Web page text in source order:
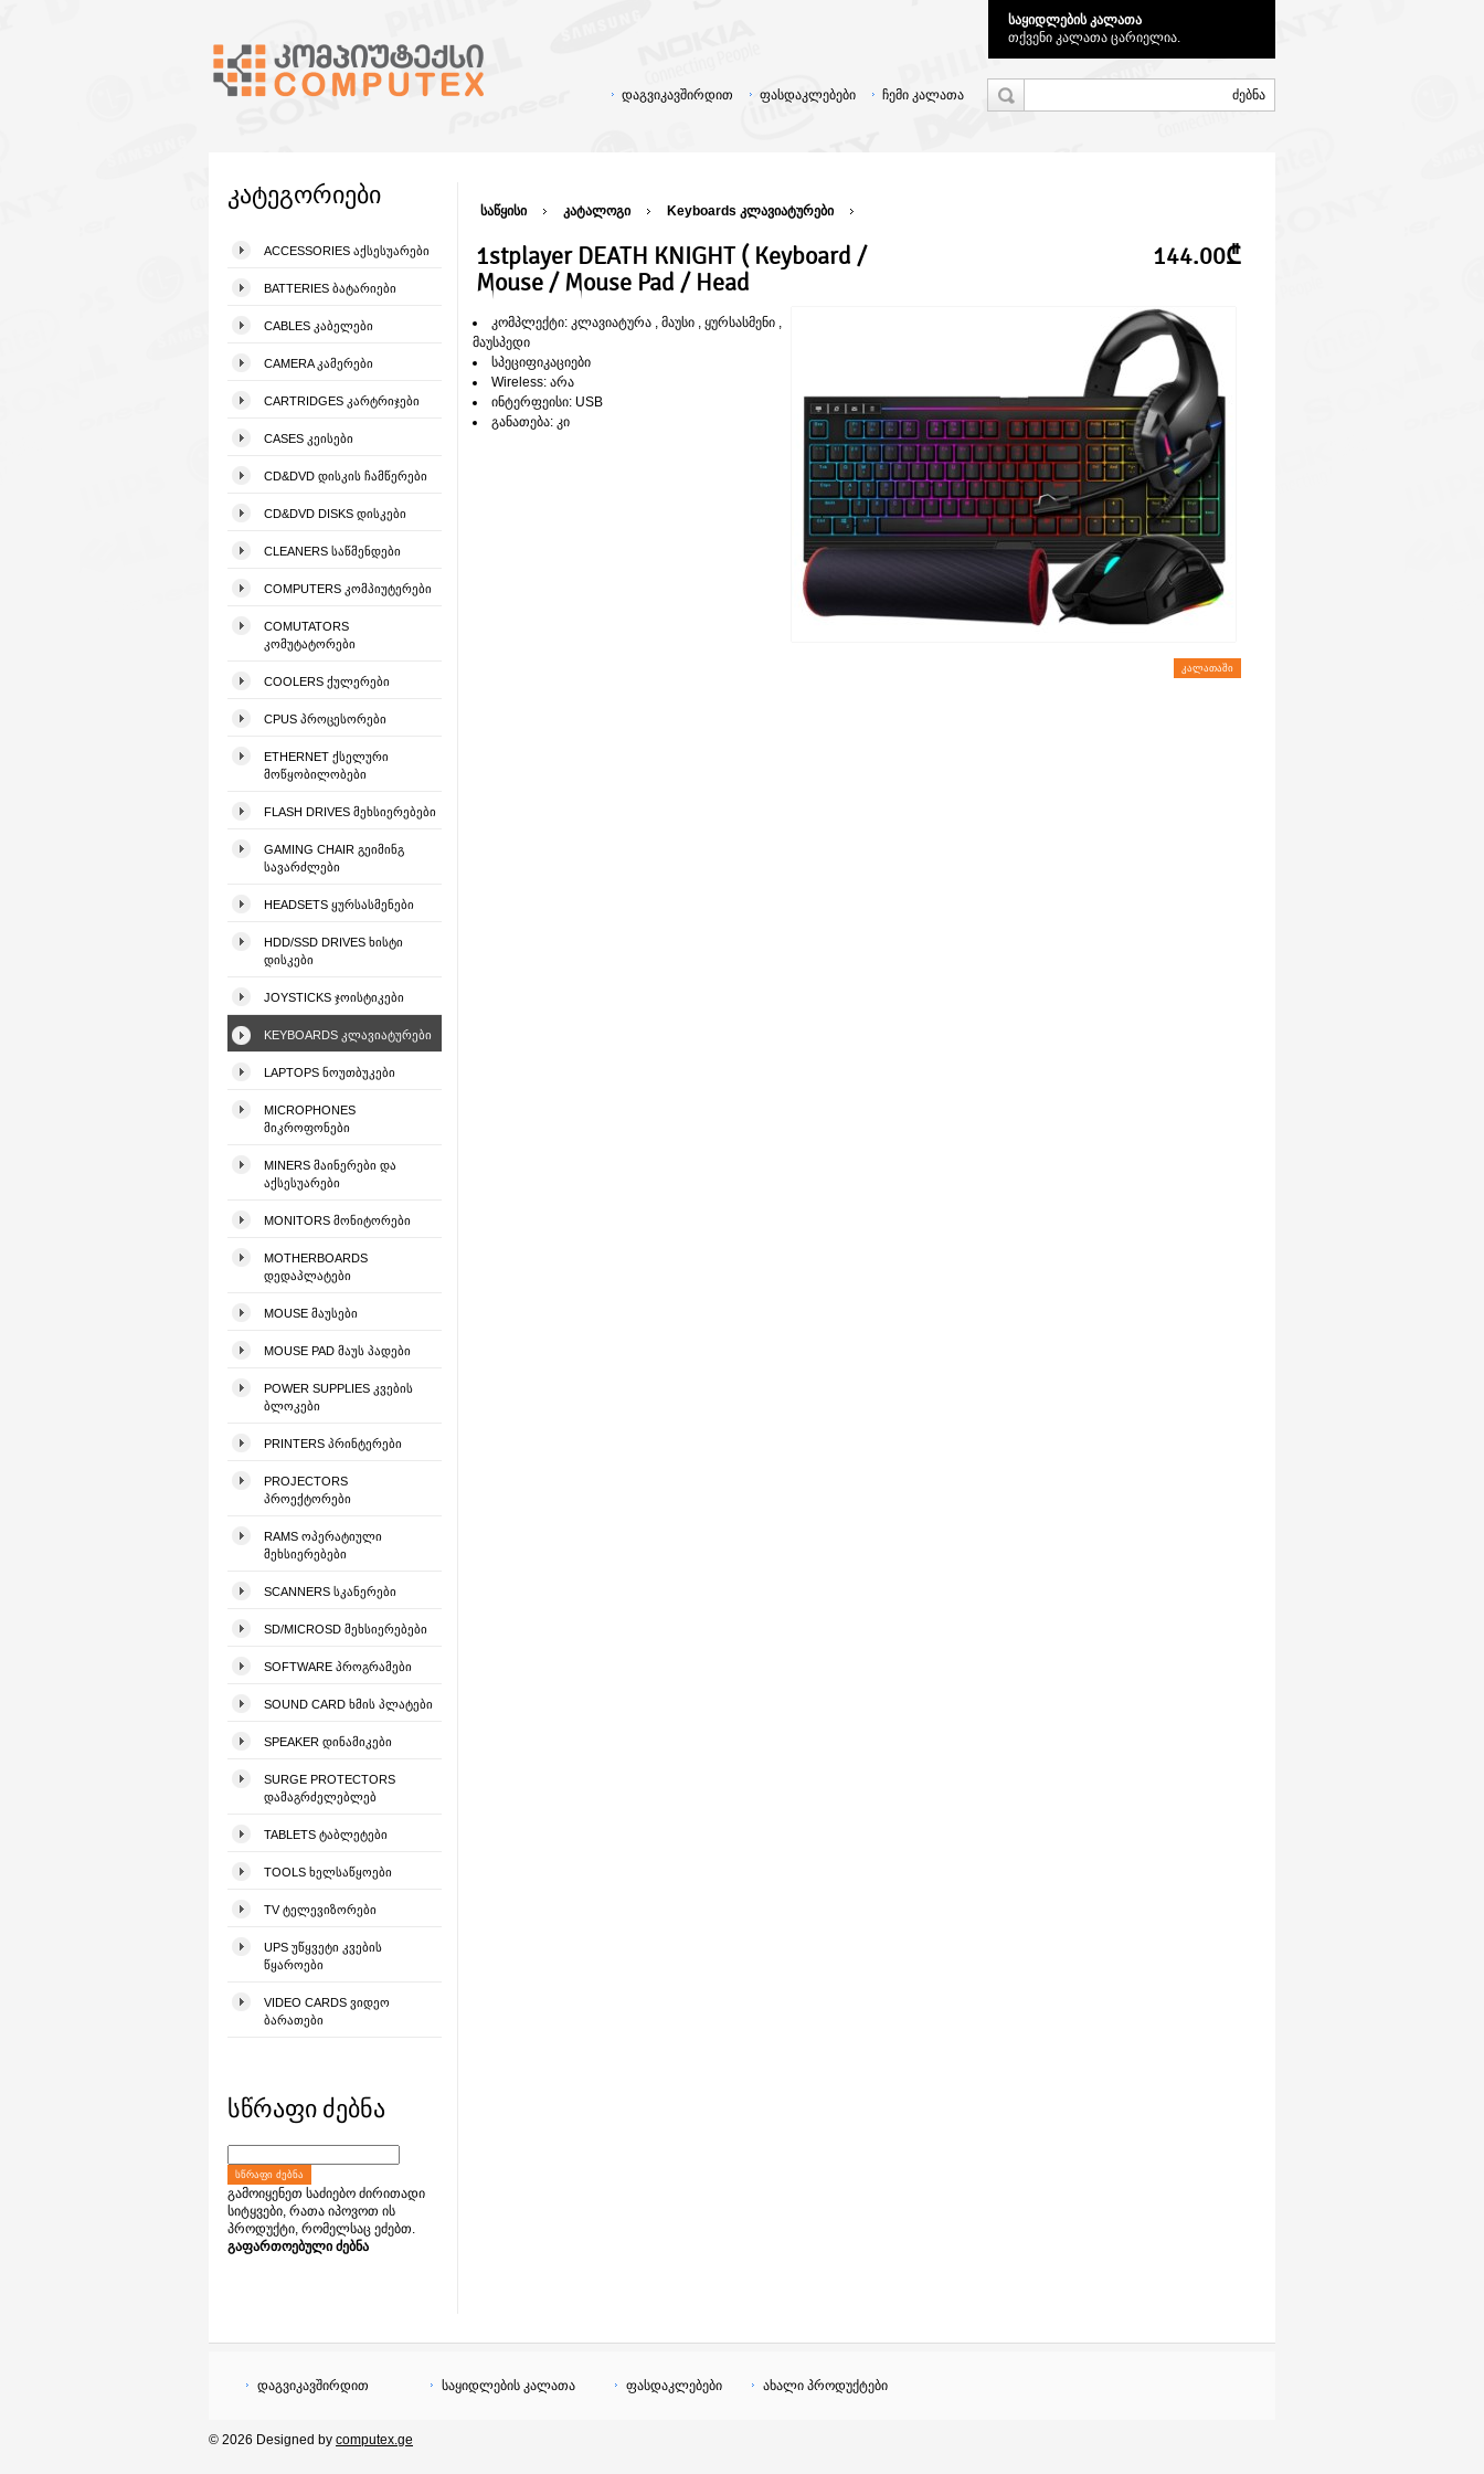
საყიდლების კალათა
თქვენი კალათა ცარიელია.
ჩემი კალათა
ფასდაკლებები
დაგვიკავშირდით
კატეგორიები
ACCESSORIES ᲐᲥᲡᲔᲡᲣᲐᲠᲔᲑᲘ
BATTERIES ᲑᲐᲢᲐᲠᲘᲔᲑᲘ
CABLES ᲙᲐᲑᲔᲚᲔᲑᲘ
CAMERA ᲙᲐᲛᲔᲠᲔᲑᲘ
CARTRIDGES ᲙᲐᲠᲢᲠᲘᲯᲔᲑᲘ
CASES ᲙᲔᲘᲡᲔᲑᲘ
CD&DVD ᲓᲘᲡᲙᲘᲡ ᲩᲐᲛᲬᲔᲠᲔᲑᲘ
CD&DVD DISKS ᲓᲘᲡᲙᲔᲑᲘ
CLEANERS ᲡᲐᲬᲛᲔᲜᲓᲔᲑᲘ
COMPUTERS ᲙᲝᲛᲞᲘᲣᲢᲔᲠᲔᲑᲘ
COMUTATORS
ᲙᲝᲛᲣᲢᲐᲢᲝᲠᲔᲑᲘ
COOLERS ᲥᲣᲚᲔᲠᲔᲑᲘ
CPUS ᲞᲠᲝᲪᲔᲡᲝᲠᲔᲑᲘ
ETHERNET ᲥᲡᲔᲚᲣᲠᲘ
ᲛᲝᲬᲧᲝᲑᲘᲚᲝᲑᲔᲑᲘ
FLASH DRIVES ᲛᲔᲮᲡᲘᲔᲠᲔᲑᲔᲑᲘ
GAMING CHAIR ᲒᲔᲘᲛᲘᲜᲒ
ᲡᲐᲕᲐᲠᲫᲚᲔᲑᲘ
HEADSETS ᲧᲣᲠᲡᲐᲡᲛᲔᲜᲔᲑᲘ
HDD/SSD DRIVES ᲮᲘᲡᲢᲘ
ᲓᲘᲡᲙᲔᲑᲘ
JOYSTICKS ᲯᲝᲘᲡᲢᲘᲙᲔᲑᲘ
KEYBOARDS ᲙᲚᲐᲕᲘᲐᲢᲣᲠᲔᲑᲘ
LAPTOPS ᲜᲝᲣᲗᲑᲣᲙᲔᲑᲘ
MICROPHONES
ᲛᲘᲙᲠᲝᲤᲝᲜᲔᲑᲘ
MINERS ᲛᲐᲘᲜᲔᲠᲔᲑᲘ ᲓᲐ
ᲐᲥᲡᲔᲡᲣᲐᲠᲔᲑᲘ
MONITORS ᲛᲝᲜᲘᲢᲝᲠᲔᲑᲘ
MOTHERBOARDS
ᲓᲔᲓᲐᲞᲚᲐᲢᲔᲑᲘ
MOUSE ᲛᲐᲣᲡᲔᲑᲘ
MOUSE PAD ᲛᲐᲣᲡ ᲞᲐᲓᲔᲑᲘ
POWER SUPPLIES ᲙᲕᲔᲑᲘᲡ
ᲑᲚᲝᲙᲔᲑᲘ
PRINTERS ᲞᲠᲘᲜᲢᲔᲠᲔᲑᲘ
PROJECTORS
ᲞᲠᲝᲔᲥᲢᲝᲠᲔᲑᲘ
RAMS ᲝᲞᲔᲠᲐᲢᲘᲣᲚᲘ
ᲛᲔᲮᲡᲘᲔᲠᲔᲑᲔᲑᲘ
SCANNERS ᲡᲙᲐᲜᲔᲠᲔᲑᲘ
SD/MICROSD ᲛᲔᲮᲡᲘᲔᲠᲔᲑᲔᲑᲘ
SOFTWARE ᲞᲠᲝᲒᲠᲐᲛᲔᲑᲘ
SOUND CARD ᲮᲛᲘᲡ ᲞᲚᲐᲢᲔᲑᲘ
SPEAKER ᲓᲘᲜᲐᲛᲘᲙᲔᲑᲘ
SURGE PROTECTORS
ᲓᲐᲛᲐᲒᲠᲫᲔᲚᲔᲑᲚᲔᲑ
TABLETS ᲢᲐᲑᲚᲔᲢᲔᲑᲘ
TOOLS ᲮᲔᲚᲡᲐᲬᲧᲝᲔᲑᲘ
TV ᲢᲔᲚᲔᲕᲘᲖᲝᲠᲔᲑᲘ
UPS ᲣᲬᲧᲕᲔᲢᲘ ᲙᲕᲔᲑᲘᲡ
ᲬᲧᲐᲠᲝᲔᲑᲘ
VIDEO CARDS ᲕᲘᲓᲔᲝ
ᲑᲐᲠᲐᲗᲔᲑᲘ
სწრაფი ძებნა
ᲡᲬᲠᲐᲤᲘ ᲫᲔᲑᲜᲐ
გამოიყენეთ საძიებო ძირითადი
სიტყვები, რათა იპოვოთ ის
პროდუქტი, რომელსაც ეძებთ.
გაფართოებული ძებნა
საწყისი კატალოგი Keyboards კლავიატურები
1stplayer DEATH KNIGHT ( Keyboard /
Mouse / Mouse Pad / Head
144.00₾
კომპლექტი: კლავიატურა , მაუსი , ყურსასმენი ,
მაუსპედი
სპეციფიკაციები
Wireless: არა
ინტერფეისი: USB
განათება: კი
ᲙᲐᲚᲐᲗᲐᲨᲘ
დაგვიკავშირდით საყიდლების კალათა ფასდაკლებები ახალი პროდუქტები
© 2026 Designed by computex.ge